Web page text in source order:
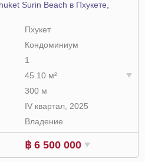
Surin Beach в Пхукете,
Пхукет
Кондоминиум
1
45.10 м²
300 м
IV квартал, 2025
Владение
฿ 6 500 000